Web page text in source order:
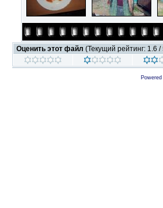
Оценить этот файл (Текущий рейтинг: 1.6 /